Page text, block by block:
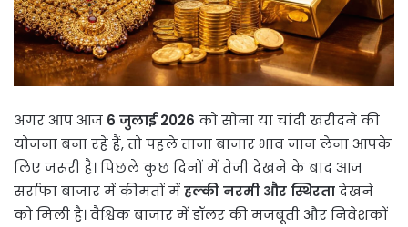
अगर आप आज 6 जुलाई 2026 को सोना या चांदी खरीदने की
योजना बना रहे हैं, तो पहले ताजा बाजार भाव जान लेना आपके
लिए जरूरी है। पिछले कुछ दिनों में तेज़ी देखने के बाद आज
सर्राफा बाजार में कीमतों मेंहल्की नरमी और स्थिरतादेखने
को मिली है। वैश्विक बाजार में डॉलर की मजबूती और निवेशकों